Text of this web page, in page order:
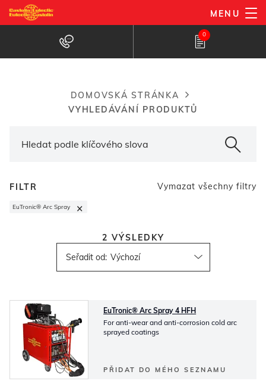
Přejít
k
obsahu
MENU
Vyhledávač produktů
0
Breadcrumb
DOMOVSKÁ STRÁNKA
VYHLEDÁVÁNÍ PRODUKTŮ
FILTR Vymazat všechny filtry
EuTronic® Arc Spray ×
Seřadit od:
2 VÝSLEDKY
EuTronic® Arc Spray 4 HFH
For anti-wear and anti-corrosion cold arc
sprayed coatings
PŘIDAT DO MÉHO SEZNAMU